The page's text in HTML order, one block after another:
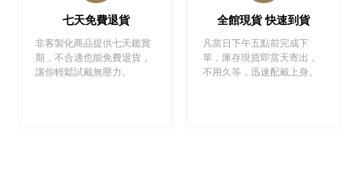
七天免費退貨
非客製化商品提供七天鑑賞
期，不合適也能免費退貨，
讓你輕鬆試戴無壓力。
全館現貨 快速到貨
凡當日下午五點前完成下
單，庫存現貨即當天寄出，
不用久等，迅速配戴上身。